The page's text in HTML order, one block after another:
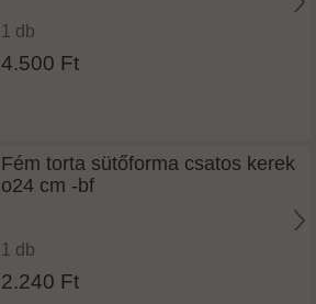
1 db
4.500 Ft
Fém torta sütőforma csatos kerek
o24 cm -bf
1 db
2.240 Ft